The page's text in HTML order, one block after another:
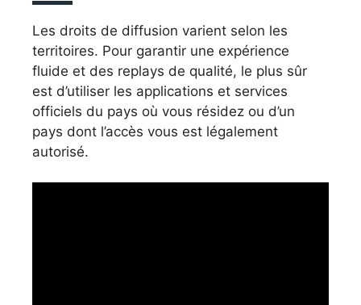
Les droits de diffusion varient selon les
territoires. Pour garantir une expérience
fluide et des replays de qualité, le plus sûr
est d’utiliser les applications et services
officiels du pays où vous résidez ou d’un
pays dont l’accès vous est légalement
autorisé.